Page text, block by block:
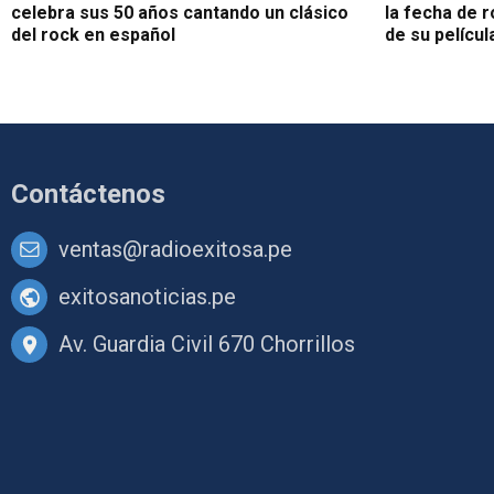
celebra sus 50 años cantando un clásico
del rock en español
la fecha de
de su
Contáctenos
ventas@radioexitosa.pe
exitosanoticias.pe
Av. Guardia Civil 670 Chorrillos